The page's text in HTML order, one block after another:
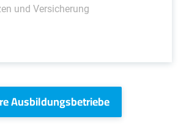
und Versicherung
Ausbildungsbetriebe